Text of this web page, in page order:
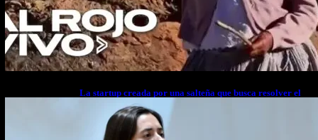
La startup creada por una salteña que busca resolver el
estrés financiero en Latinoamérica